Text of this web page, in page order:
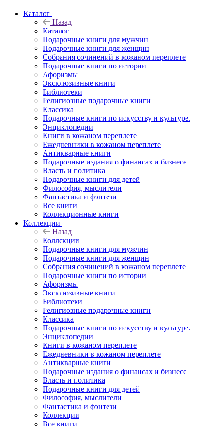
Каталог
Назад
Каталог
Подарочные книги для мужчин
Подарочные книги для женщин
Собрания сочинений в кожаном переплете
Подарочные книги по истории
Афоризмы
Эксклюзивные книги
Библиотеки
Религиозные подарочные книги
Классика
Подарочные книги по искусству и культуре.
Энциклопедии
Книги в кожаном переплете
Ежедневники в кожаном переплете
Антикварные книги
Подарочные издания о финансах и бизнесе
Власть и политика
Подарочные книги для детей
Философия, мыслители
Фантастика и фэнтези
Все книги
Коллекционные книги
Коллекции
Назад
Коллекции
Подарочные книги для мужчин
Подарочные книги для женщин
Собрания сочинений в кожаном переплете
Подарочные книги по истории
Афоризмы
Эксклюзивные книги
Библиотеки
Религиозные подарочные книги
Классика
Подарочные книги по искусству и культуре.
Энциклопедии
Книги в кожаном переплете
Ежедневники в кожаном переплете
Антикварные книги
Подарочные издания о финансах и бизнесе
Власть и политика
Подарочные книги для детей
Философия, мыслители
Фантастика и фэнтези
Коллекции
Все книги